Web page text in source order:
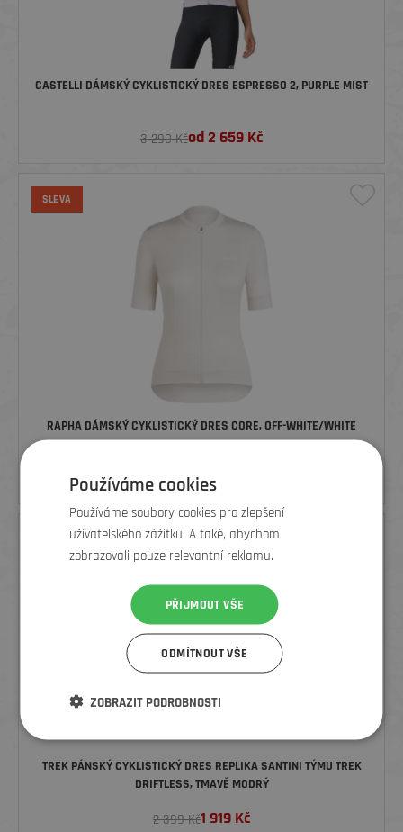
CASTELLI DÁMSKÝ CYKLISTICKÝ DRES ESPRESSO 2, PURPLE MIST
3 290 Kčod 2 659 Kč
SLEVA
RAPHA DÁMSKÝ CYKLISTICKÝ DRES CORE, OFF-WHITE/WHITE
2 399 Kč1 919
SLEVA
TREK PÁNSKÝ CYKLISTICKÝ DRES REPLIKA SANTINI TÝMU TREK
DRIFTLESS, TMAVĚ MODRÝ
2 399 Kč1 919 Kč
Používáme cookies
Používáme soubory cookies pro zlepšení
uživatelského zážitku. A také, abychom
zobrazovali pouze relevantní reklamu.
PŘIJMOUT VŠE
ODMÍTNOUT VŠE
ZOBRAZIT PODROBNOSTI